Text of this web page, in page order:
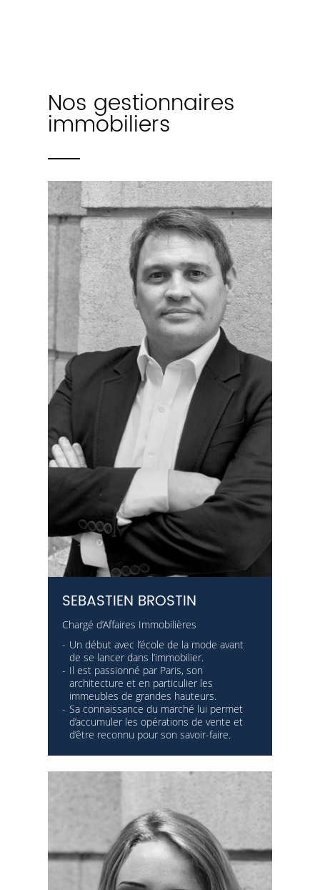
Nos gestionnaires
immobiliers
SEBASTIEN BROSTIN
Chargé d’Affaires Immobilières
Un début avec l’école de la mode avant
de se lancer dans l’immobilier.
Il est passionné par Paris, son
architecture et en particulier les
immeubles de grandes hauteurs.
Sa connaissance du marché lui permet
d’accumuler les opérations de vente et
d’être reconnu pour son savoir-faire.